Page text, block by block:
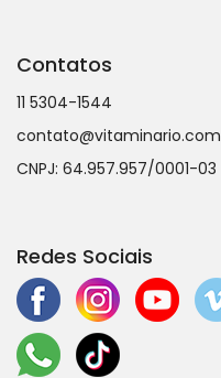
Contatos
11 5304-1544
contato@vitaminario.com
CNPJ: 64.957.957/0001-03
Redes Sociais